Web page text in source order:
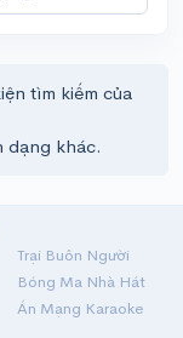
tìm kiếm của
dạng khác.
Trại Buôn Người
Bóng Ma Nhà Hát
Án Mạng Karaoke